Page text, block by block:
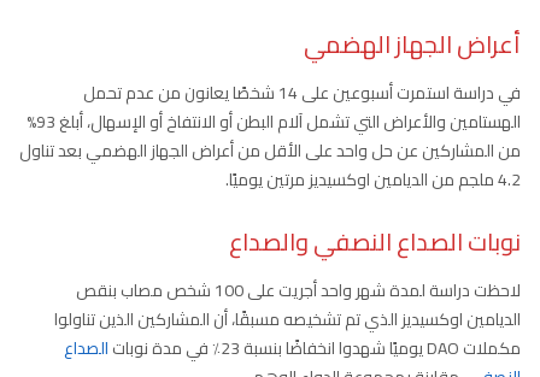
أعراض الجهاز الهضمي
في دراسة استمرت أسبوعين على 14 شخصًا يعانون من عدم تحمل
الهستامين والأعراض التي تشمل آلام البطن أو الانتفاخ أو الإسهال، أبلغ 93%
من المشاركين عن حل واحد على الأقل من أعراض الجهاز الهضمي بعد تناول
4.2 ملجم من الديامين اوكسيديز مرتين يوميًا.
نوبات الصداع النصفي والصداع
لاحظت دراسة لمدة شهر واحد أجريت على 100 شخص مصاب بنقص
الديامين اوكسيديز الذي تم تشخيصه مسبقًا، أن المشاركين الذين تناولوا
مكملات DAO يوميًا شهدوا انخفاضًا بنسبة 23٪ في مدة نوبات
الصداع